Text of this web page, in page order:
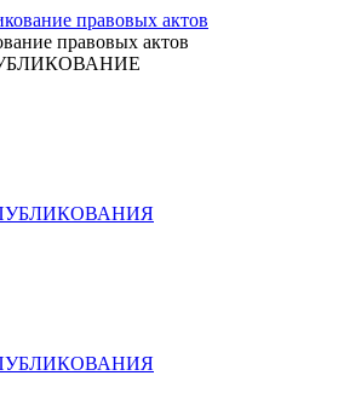
правовых актов